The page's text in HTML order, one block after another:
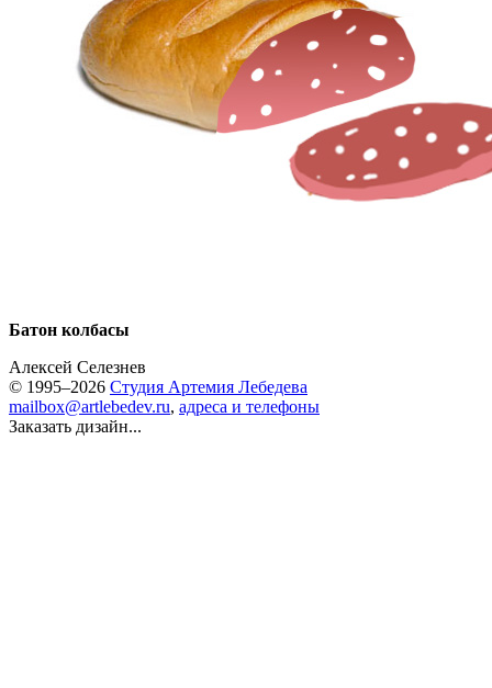
Батон колбасы
Алексей Селезнев
© 1995–2026 Студия Артемия Лебедева
mailbox@artlebedev.ru, адреса и телефоны
Заказать дизайн...